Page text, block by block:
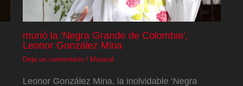
murió la ‘Negra Grande de Colombia’,
Leonor González Mina
Deja un comentario / Musical
Leonor González Mina, la inolvidable ‘Negra